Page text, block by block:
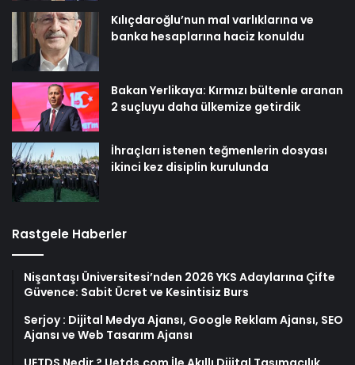
Kılıçdaroğlu’nun mal varlıklarına ve
banka hesaplarına haciz konuldu
Bakan Yerlikaya: Kırmızı bültenle aranan
2 suçluyu daha ülkemize getirdik
İhraçları istenen teğmenlerin dosyası
ikinci kez disiplin kurulunda
Rastgele Haberler
Nişantaşı Üniversitesi’nden 2026 YKS Adaylarına Çifte
Güvence: Sabit Ücret ve Kesintisiz Burs
Serjoy : Dijital Medya Ajansı, Google Reklam Ajansı, SEO
Ajansı ve Web Tasarım Ajansı